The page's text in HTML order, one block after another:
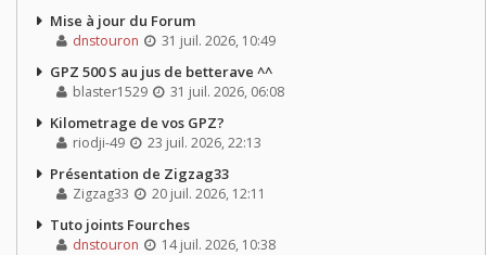
Mise à jour du Forum
dnstouron 31 juil. 2026, 10:49
GPZ 500 S au jus de betterave ^^
blaster1529 31 juil. 2026, 06:08
Kilometrage de vos GPZ?
riodji-49 23 juil. 2026, 22:13
Présentation de Zigzag33
Zigzag33 20 juil. 2026, 12:11
Tuto joints Fourches
dnstouron 14 juil. 2026, 10:38